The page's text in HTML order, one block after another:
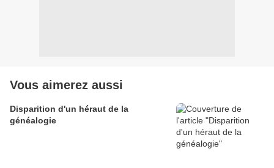
Vous aimerez aussi
Disparition d'un héraut de la
généalogie